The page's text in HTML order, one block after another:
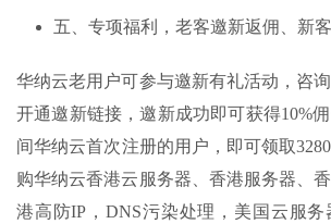
五、专项福利，老客邀新返佣、新
华纳云老用户可参与邀新有礼活动，咨
开通邀新链接，邀新成功即可获得10%
间华纳云首次注册的用户，即可领取
购华纳云香港云服务器、香港服务器、
港高防IP，DNS污染处理，美国云服